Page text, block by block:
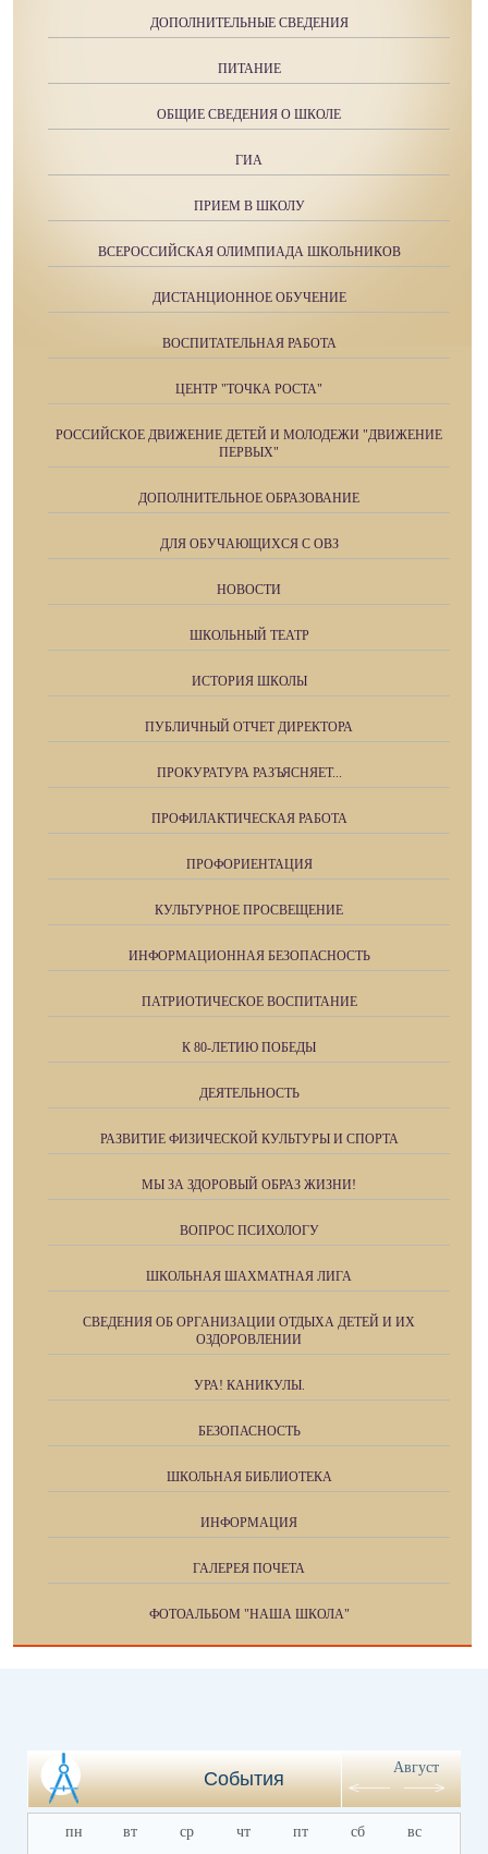
ДОПОЛНИТЕЛЬНЫЕ СВЕДЕНИЯ
ПИТАНИЕ
ОБЩИЕ СВЕДЕНИЯ О ШКОЛЕ
ГИА
ПРИЕМ В ШКОЛУ
ВСЕРОССИЙСКАЯ ОЛИМПИАДА ШКОЛЬНИКОВ
ДИСТАНЦИОННОЕ ОБУЧЕНИЕ
ВОСПИТАТЕЛЬНАЯ РАБОТА
ЦЕНТР "ТОЧКА РОСТА"
РОССИЙСКОЕ ДВИЖЕНИЕ ДЕТЕЙ И МОЛОДЕЖИ "ДВИЖЕНИЕ
ПЕРВЫХ"
ДОПОЛНИТЕЛЬНОЕ ОБРАЗОВАНИЕ
ДЛЯ ОБУЧАЮЩИХСЯ С ОВЗ
НОВОСТИ
ШКОЛЬНЫЙ ТЕАТР
ИСТОРИЯ ШКОЛЫ
ПУБЛИЧНЫЙ ОТЧЕТ ДИРЕКТОРА
ПРОКУРАТУРА РАЗЪЯСНЯЕТ...
ПРОФИЛАКТИЧЕСКАЯ РАБОТА
ПРОФОРИЕНТАЦИЯ
КУЛЬТУРНОЕ ПРОСВЕЩЕНИЕ
ИНФОРМАЦИОННАЯ БЕЗОПАСНОСТЬ
ПАТРИОТИЧЕСКОЕ ВОСПИТАНИЕ
К 80-ЛЕТИЮ ПОБЕДЫ
ДЕЯТЕЛЬНОСТЬ
РАЗВИТИЕ ФИЗИЧЕСКОЙ КУЛЬТУРЫ И СПОРТА
МЫ ЗА ЗДОРОВЫЙ ОБРАЗ ЖИЗНИ!
ВОПРОС ПСИХОЛОГУ
ШКОЛЬНАЯ ШАХМАТНАЯ ЛИГА
СВЕДЕНИЯ ОБ ОРГАНИЗАЦИИ ОТДЫХА ДЕТЕЙ И ИХ
ОЗДОРОВЛЕНИИ
УРА! КАНИКУЛЫ.
БЕЗОПАСНОСТЬ
ШКОЛЬНАЯ БИБЛИОТЕКА
ИНФОРМАЦИЯ
ГАЛЕРЕЯ ПОЧЕТА
ФОТОАЛЬБОМ "НАША ШКОЛА"
События
Август
пн вт ср чт пт сб вс